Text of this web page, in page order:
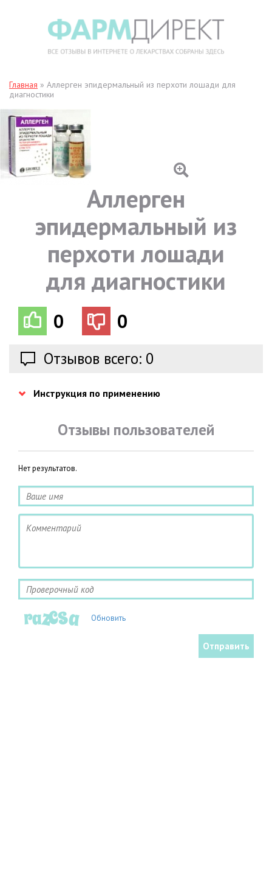
Главная » Аллерген эпидермальный из перхоти лошади для
диагностики
Аллерген
эпидермальный из
перхоти лошади
для диагностики
0 0
Отзывов всего: 0
Инструкция по применению
Отзывы пользователей
Нет результатов.
Обновить